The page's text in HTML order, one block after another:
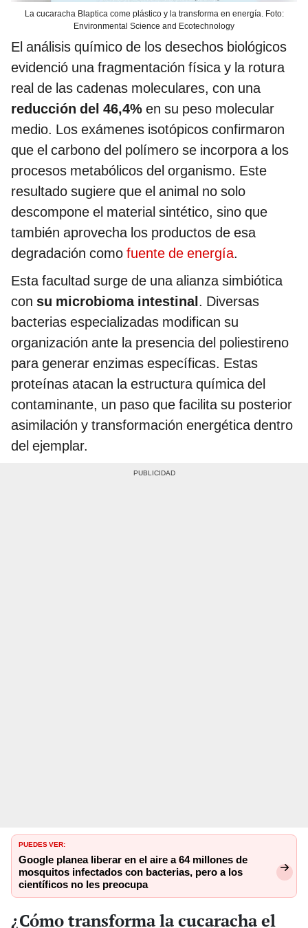
La cucaracha Blaptica come plástico y la transforma en energía. Foto:
Environmental Science and Ecotechnology
El análisis químico de los desechos biológicos
evidenció una fragmentación física y la rotura
real de las cadenas moleculares, con una
reducción del 46,4% en su peso molecular
medio. Los exámenes isotópicos confirmaron
que el carbono del polímero se incorpora a los
procesos metabólicos del organismo. Este
resultado sugiere que el animal no solo
descompone el material sintético, sino que
también aprovecha los productos de esa
degradación como fuente de energía.
Esta facultad surge de una alianza simbiótica
con su microbioma intestinal. Diversas
bacterias especializadas modifican su
organización ante la presencia del poliestireno
para generar enzimas específicas. Estas
proteínas atacan la estructura química del
contaminante, un paso que facilita su posterior
asimilación y transformación energética dentro
del ejemplar.
PUEDES VER:
Google planea liberar en el aire a 64 millones de
mosquitos infectados con bacterias, pero a los
científicos no les preocupa
¿Cómo transforma la cucaracha el